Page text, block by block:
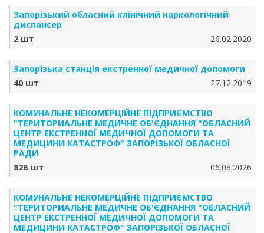
Запорізький обласний клінічний наркологічний
диспансер
2 шт
26.02.2020
Запорізька станція екстренної медичної допомоги
40 шт
27.12.2019
КОМУНАЛЬНЕ НЕКОМЕРЦІЙНЕ ПІДПРИЄМСТВО
"ТЕРИТОРИАЛЬНЕ МЕДИЧНЕ ОБ'ЄДНАННЯ "ОБЛАСНИЙ
ЦЕНТР ЕКСТРЕННОЇ МЕДИЧНОЇ ДОПОМОГИ ТА
МЕДИЦИНИ КАТАСТРОФ" ЗАПОРІЗЬКОЇ ОБЛАСНОЇ
РАДИ
826 шт
06.08.2026
КОМУНАЛЬНЕ НЕКОМЕРЦІЙНЕ ПІДПРИЄМСТВО
"ТЕРИТОРИАЛЬНЕ МЕДИЧНЕ ОБ'ЄДНАННЯ "ОБЛАСНИЙ
ЦЕНТР ЕКСТРЕННОЇ МЕДИЧНОЇ ДОПОМОГИ ТА
МЕДИЦИНИ КАТАСТРОФ" ЗАПОРІЗЬКОЇ ОБЛАСНОЇ